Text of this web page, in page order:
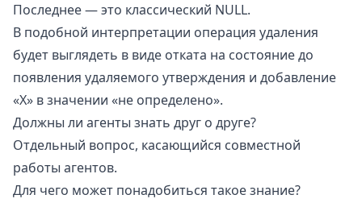
Последнее — это классический NULL.
В подобной интерпретации операция удаления
будет выглядеть в виде отката на состояние до
появления удаляемого утверждения и добавление
«X» в значении «не определено».
Должны ли агенты знать друг о друге?
Отдельный вопрос, касающийся совместной
работы агентов.
Для чего может понадобиться такое знание?